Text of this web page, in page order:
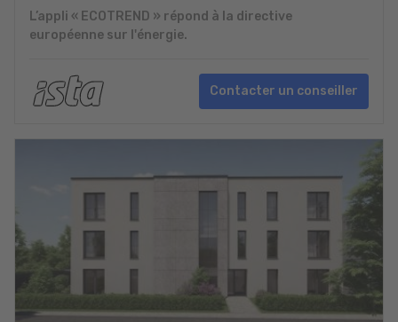
L’appli « ECOTREND » répond à la directive
européenne sur l'énergie.
Contacter un conseiller